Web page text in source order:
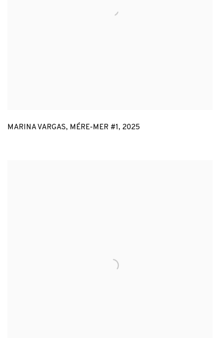
MARINA VARGAS, MÉRE-MER #1, 2025